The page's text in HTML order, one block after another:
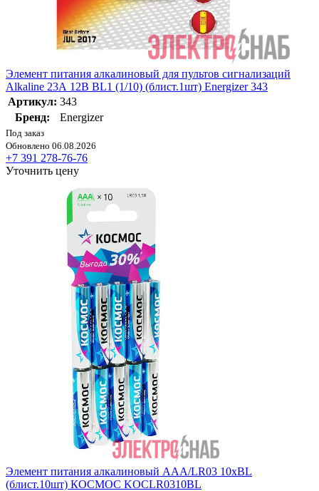
Элемент питания алкалиновый для пультов сигнализаций
Alkaline 23А 12В BL1 (1/10) (блист.1шт) Energizer 343
Артикул: 343
Бренд:
Energizer
Под заказ
Обновлено 06.08.2026
+7 391 278-76-76
Уточнить цену
Элемент питания алкалиновый AAA/LR03 10хBL
(блист.10шт) КОСМОС KOCLR0310BL